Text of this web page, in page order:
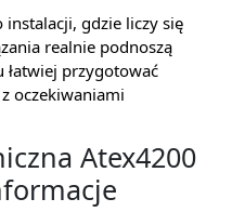
instalacji, gdzie liczy się
realnie podnoszą
przygotować
oczekiwaniami
Atex4200